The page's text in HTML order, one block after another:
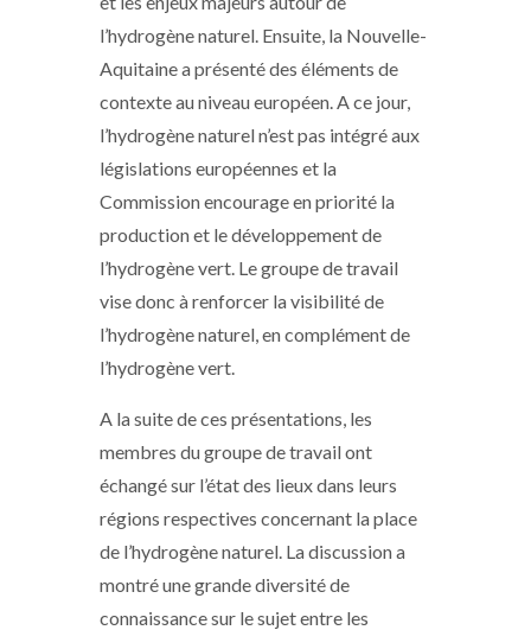
l’hydrogène naturel. Ensuite, la Nouvelle-
Aquitaine a présenté des éléments de
contexte au niveau européen. A ce jour,
l’hydrogène naturel n’est pas intégré aux
législations européennes et la
Commission encourage en priorité la
production et le développement de
l’hydrogène vert. Le groupe de travail
vise donc à renforcer la visibilité de
l’hydrogène naturel, en complément de
l’hydrogène vert.
A la suite de ces présentations, les
membres du groupe de travail ont
échangé sur l’état des lieux dans leurs
régions respectives concernant la place
de l’hydrogène naturel. La discussion a
montré une grande diversité de
connaissance sur le sujet entre les